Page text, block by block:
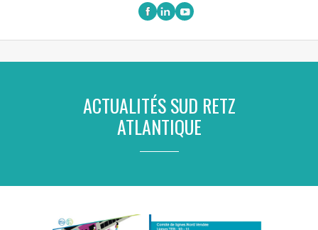
ACTUALITÉS SUD RETZ
ATLANTIQUE